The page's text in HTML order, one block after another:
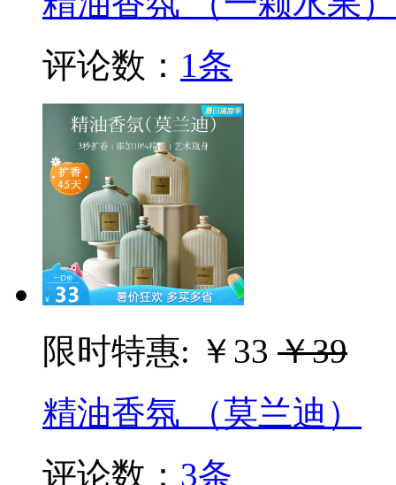
评论数： 1条
限时特惠: ￥33 ￥39
精油香氛 （莫兰迪）
评论数： 3条